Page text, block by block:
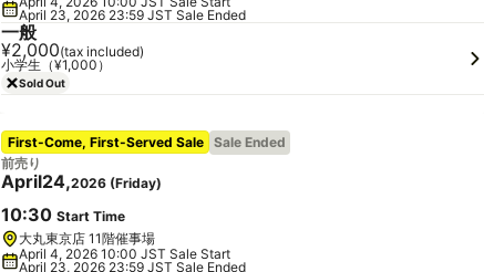
April 23, 2026 23:59 JST Sale Ended
一般
¥2,000(tax included)
小学生（¥1,000）
Sold Out
First-Come, First-Served Sale Sale Ended
前売り
April24,2026 (Friday)
10:30 Start Time
大丸東京店 11階催事場
April 4, 2026 10:00 JST Sale Start
April 23, 2026 23:59 JST Sale Ended